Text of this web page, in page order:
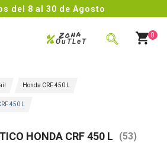
del 8 al 30 de Agosto
Zona
%OuTLeT
0
Honda CRF 450 L
450 L
HONDA CRF 450 L (53)